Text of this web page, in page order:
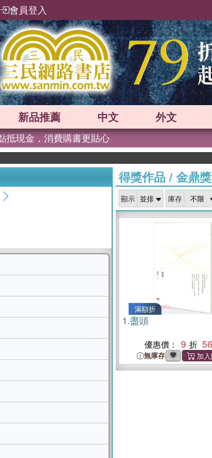
會員登入
新品推薦 中文 外文
抵現金，消費購書更貼心
得獎作品 / 金鼎獎
顯示 庫存
滿額折
1.盡頭
優惠價： 9
無庫存